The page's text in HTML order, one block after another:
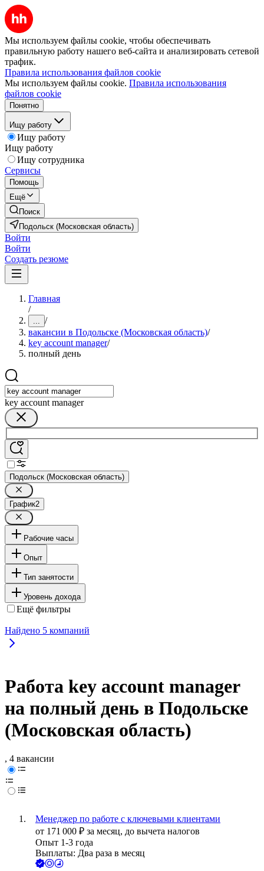
Мы используем файлы cookie, чтобы обеспечивать
правильную работу нашего веб-сайта и анализировать сетевой
трафик.
Правила использования файлов cookie
Мы используем файлы cookie. Правила использования
файлов cookie
Понятно
Ищу работу
Ищу работу
Ищу работу
Ищу сотрудника
Сервисы
Помощь
Ещё
Поиск
Подольск (Московская область)
Войти
Войти
Создать резюме
Главная
/
... /
вакансии в Подольске (Московская область)/
key account manager/
полный день
key account manager
Подольск (Московская область)
График2
Рабочие часы
Опыт
Тип занятости
Уровень дохода
Ещё фильтры
Найдено 5 компаний
Работа key account manager
на полный день в Подольске
(Московская область)
, 4 вакансии
Менеджер по работе с ключевыми клиентами
от 171 000 ₽ за месяц, до вычета налогов
Опыт 1-3 года
Выплаты: Два раза в месяц